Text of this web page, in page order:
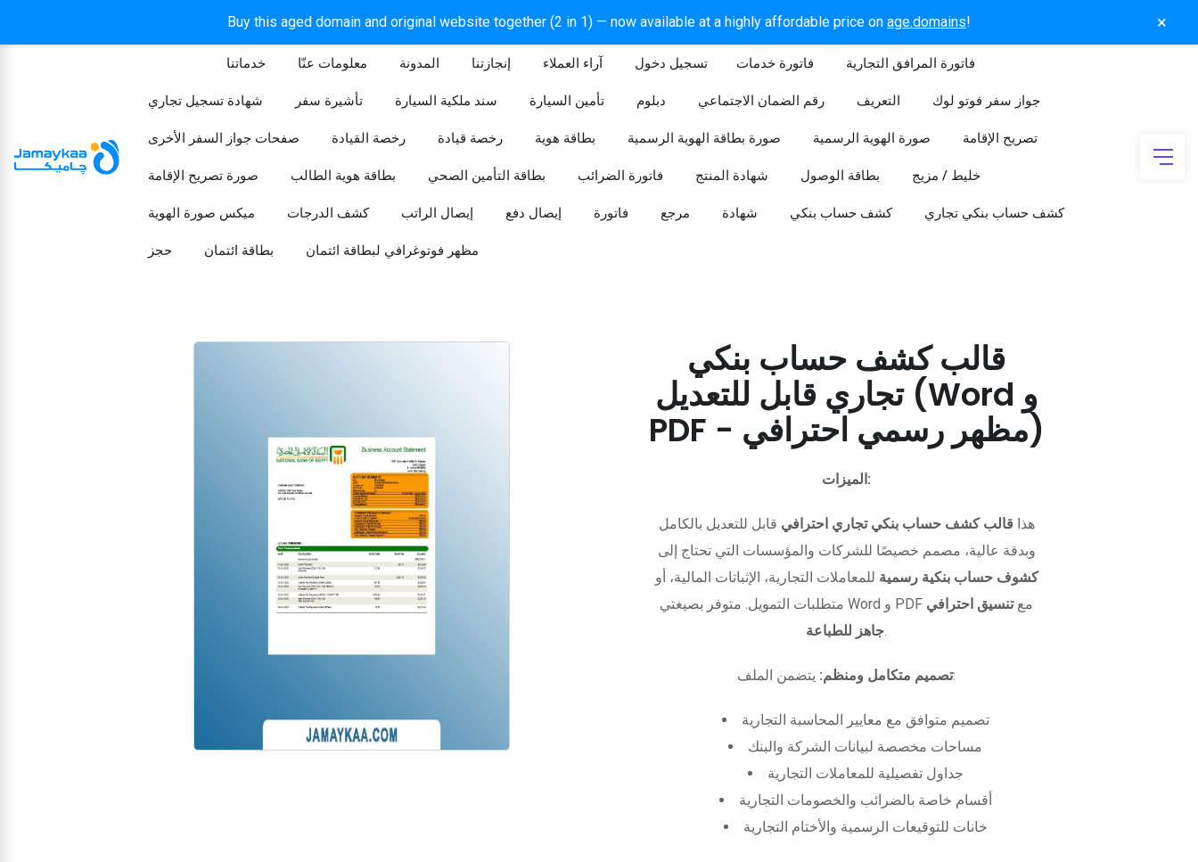
Buy this aged domain and original website together (2 in 1) — now available at a highly affordable price on age.domains! ×
خدماتنا معلومات عنّا المدونة إنجازتنا آراء العملاء تسجيل دخول​ فاتورة خدمات فاتورة المرافق التجارية
شهادة تسجيل تجاري تأشيرة سفر سند ملكية السيارة تأمين السيارة دبلوم رقم الضمان الاجتماعي التعريف جواز سفر فوتو لوك
صفحات جواز السفر الأخرى رخصة القيادة رخصة قيادة بطاقة هوية صورة بطاقة الهوية الرسمية صورة الهوية الرسمية تصريح الإقامة
صورة تصريح الإقامة بطاقة هوية الطالب بطاقة التأمين الصحي فاتورة الضرائب شهادة المنتج بطاقة الوصول خليط / مزيج
ميكس صورة الهوية كشف الدرجات إيصال الراتب إيصال دفع فاتورة مرجع شهادة كشف حساب بنكي كشف حساب بنكي تجاري
حجز بطاقة ائتمان مظهر فوتوغرافي لبطاقة ائتمان
قالب كشف حساب بنكي
تجاري قابل للتعديل (Word و
PDF - مظهر رسمي احترافي)
الميزات:
هذا قالب كشف حساب بنكي تجاري احترافي قابل للتعديل بالكامل
وبدقة عالية، مصمم خصيصًا للشركات والمؤسسات التي تحتاج إلى
كشوف حساب بنكية رسمية للمعاملات التجارية، الإثباتات المالية، أو
متطلبات التمويل. متوفر بصيغتي Word و PDF معتنسيق احترافي
جاهز للطباعة.
تصميم متكامل ومنظم:يتضمن الملف:
تصميم متوافق مع معايير المحاسبة التجارية
مساحات مخصصة لبيانات الشركة والبنك
جداول تفصيلية للمعاملات التجارية
أقسام خاصة بالضرائب والخصومات التجارية
خانات للتوقيعات الرسمية والأختام التجارية